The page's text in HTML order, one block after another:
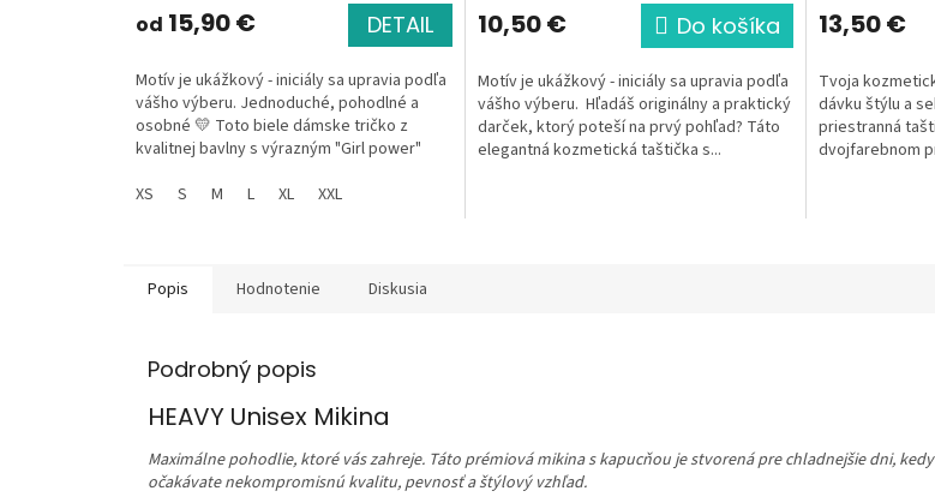
od 15,90 € DETAIL
Motív je ukážkový - iniciály sa upravia podľa
vášho výberu. Jednoduché, pohodlné a
osobné 💛 Toto biele dámske tričko z
kvalitnej bavlny s výrazným "Girl power"
XS
S M L XL XXL
10,50 € Do košíka
Motív je ukážkový - iniciály sa upravia podľa
vášho výberu. Hľadáš originálny a praktický
darček, ktorý poteší na prvý pohľad? Táto
elegantná kozmetická taštička s...
13,50 €
Tvoja
dávku štýlu a
priestranná
dvojfarebnom
Popis Hodnotenie Diskusia
Podrobný popis
HEAVY Unisex Mikina
Maximálne pohodlie, ktoré vás zahreje. Táto prémiová mikina s kapucňou je stvorená pre chladnejšie dni,
očakávate nekompromisnú kvalitu, pevnosť a štýlový vzhľad.